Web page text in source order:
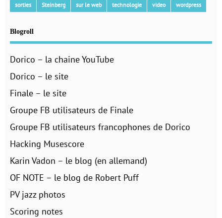
sorties
Steinberg sur le web technologie video wordpress
Blogroll
Dorico – la chaine YouTube
Dorico – le site
Finale – le site
Groupe FB utilisateurs de Finale
Groupe FB utilisateurs francophones de Dorico
Hacking Musescore
Karin Vadon – le blog (en allemand)
OF NOTE – le blog de Robert Puff
PV jazz photos
Scoring notes